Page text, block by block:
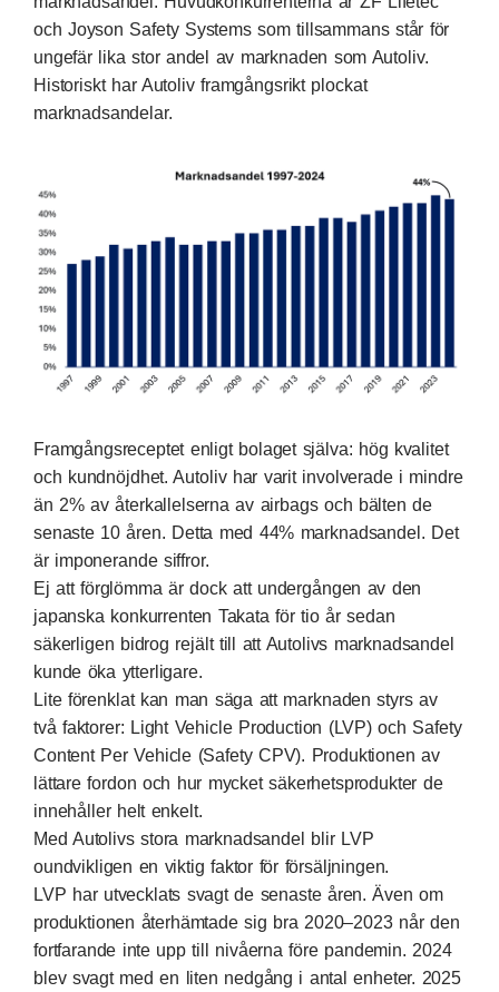
och Joyson Safety Systems som tillsammans står för
ungefär lika stor andel av marknaden som Autoliv.
Historiskt har Autoliv framgångsrikt plockat
marknadsandelar.
Framgångsreceptet enligt bolaget själva: hög kvalitet
och kundnöjdhet. Autoliv har varit involverade i mindre
än 2% av återkallelserna av airbags och bälten de
senaste 10 åren. Detta med 44% marknadsandel. Det
är imponerande siffror.
Ej att förglömma är dock att undergången av den
japanska konkurrenten Takata för tio år sedan
säkerligen bidrog rejält till att Autolivs marknadsandel
kunde öka ytterligare.
Lite förenklat kan man säga att marknaden styrs av
två faktorer: Light Vehicle Production (LVP) och Safety
Content Per Vehicle (Safety CPV). Produktionen av
lättare fordon och hur mycket säkerhetsprodukter de
innehåller helt enkelt.
Med Autolivs stora marknadsandel blir LVP
oundvikligen en viktig faktor för försäljningen.
LVP har utvecklats svagt de senaste åren. Även om
produktionen återhämtade sig bra 2020–2023 når den
fortfarande inte upp till nivåerna före pandemin. 2024
blev svagt med en liten nedgång i antal enheter. 2025